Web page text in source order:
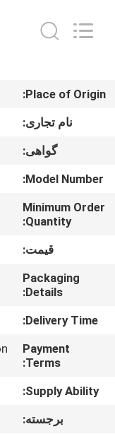
اصلی
محصولات
نمایش
VR
تور
کارخانه
کنترل
کیفیت
Co.,Ltd.
Place of Origin:
نام تجاری:
گواهی:
Model Number:
Minimum Order
Quantity:
قیمت:
Packaging
Details:
Delivery Time:
Payment
Terms:
Supply Ability:
برجسته: